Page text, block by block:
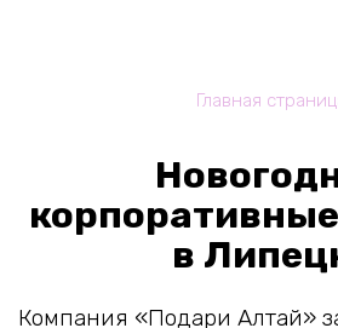
Главная
в
Компания «Подари Алтай»